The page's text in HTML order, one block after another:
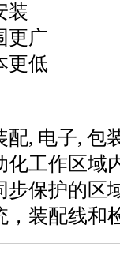
装
更广
更低
配, 电子, 包
化工作区域
步保护的区
，装配线和